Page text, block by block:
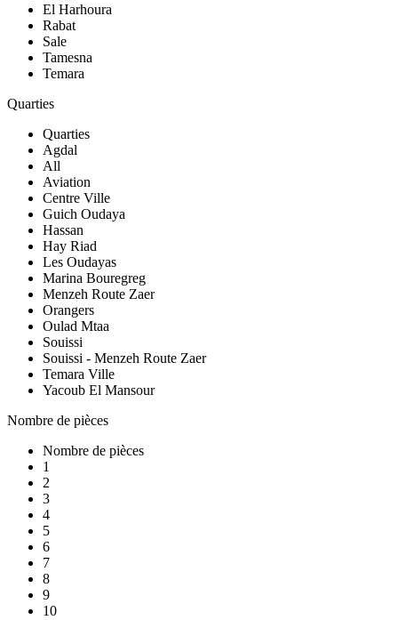
El Harhoura
Rabat
Sale
Tamesna
Temara
Quarties
Quarties
Agdal
All
Aviation
Centre Ville
Guich Oudaya
Hassan
Hay Riad
Les Oudayas
Marina Bouregreg
Menzeh Route Zaer
Orangers
Oulad Mtaa
Souissi
Souissi - Menzeh Route Zaer
Temara Ville
Yacoub El Mansour
Nombre de pièces
Nombre de pièces
1
2
3
4
5
6
7
8
9
10